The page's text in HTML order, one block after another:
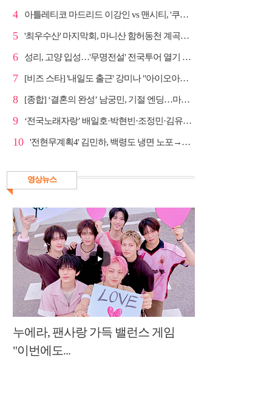
4 아틀레티코 마드리드 이강인 vs 맨시티, '쿠플 시리즈'...
5 '최우수산' 마지막회, 마니산 함허동천 계곡→참성단 등반
6 성리, 고양 입성…'무명전설' 전국투어 열기 지속
7 [비즈 스타] '내일도 출근' 강미나 "아이오아이 불화설...
8 [종합] ‘결혼의 완성’ 남궁민, 기절 엔딩…마지막회 예...
9 ‘전국노래자랑’ 배일호·박현빈·조정민·김유라·미스김, ...
10 '전현무계획4' 김민하, 백령도 냉면 노포→숙성 광어초...
영상뉴스
누에라, 팬사랑 가득 밸런스 게임
"이번에도...